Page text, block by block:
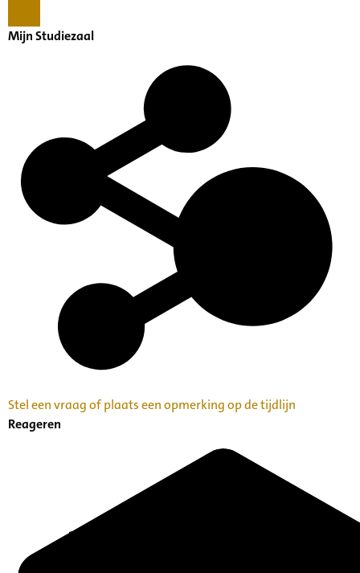
Mijn Studiezaal
Stel een vraag of plaats een opmerking op de tijdlijn
Reageren